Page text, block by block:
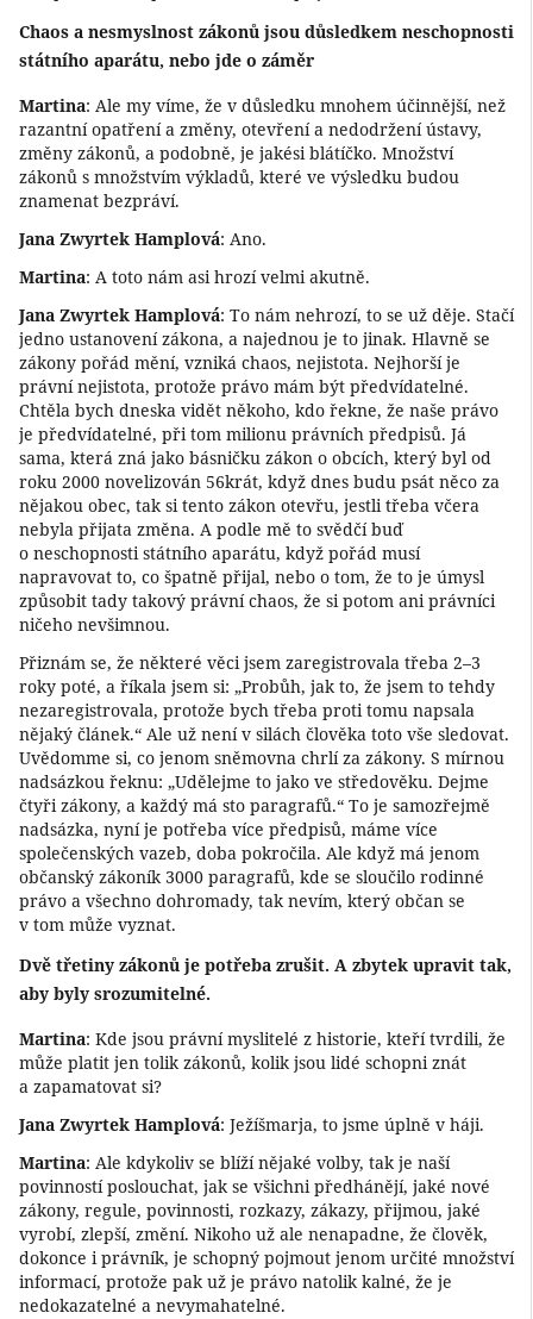
Chaos a nesmyslnost zákonů jsou důsledkem neschopnosti
státního aparátu, nebo jde o záměr
Martina: Ale my víme, že v důsledku mnohem účinnější, než
razantní opatření a změny, otevření a nedodržení ústavy,
změny zákonů, a podobně, je jakési blátíčko. Množství
zákonů s množstvím výkladů, které ve výsledku budou
znamenat bezpráví.
Jana Zwyrtek Hamplová: Ano.
Martina: A toto nám asi hrozí velmi akutně.
Jana Zwyrtek Hamplová: To nám nehrozí, to se už děje. Stačí
jedno ustanovení zákona, a najednou je to jinak. Hlavně se
zákony pořád mění, vzniká chaos, nejistota. Nejhorší je
právní nejistota, protože právo mám být předvídatelné.
Chtěla bych dneska vidět někoho, kdo řekne, že naše právo
je předvídatelné, při tom milionu právních předpisů. Já
sama, která zná jako básničku zákon o obcích, který byl od
roku 2000 novelizován 56krát, když dnes budu psát něco za
nějakou obec, tak si tento zákon otevřu, jestli třeba včera
nebyla přijata změna. A podle mě to svědčí buď
o neschopnosti státního aparátu, když pořád musí
napravovat to, co špatně přijal, nebo o tom, že to je úmysl
způsobit tady takový právní chaos, že si potom ani právníci
ničeho nevšimnou.
Přiznám se, že některé věci jsem zaregistrovala třeba 2–3
roky poté, a říkala jsem si: „Probůh, jak to, že jsem to tehdy
nezaregistrovala, protože bych třeba proti tomu napsala
nějaký článek.“ Ale už není v silách člověka toto vše sledovat.
Uvědomme si, co jenom sněmovna chrlí za zákony. S mírnou
nadsázkou řeknu: „Udělejme to jako ve středověku. Dejme
čtyři zákony, a každý má sto paragrafů.“ To je samozřejmě
nadsázka, nyní je potřeba více předpisů, máme více
společenských vazeb, doba pokročila. Ale když má jenom
občanský zákoník 3000 paragrafů, kde se sloučilo rodinné
právo a všechno dohromady, tak nevím, který občan se
v tom může vyznat.
Dvě třetiny zákonů je potřeba zrušit. A zbytek upravit tak,
aby byly srozumitelné.
Martina: Kde jsou právní myslitelé z historie, kteří tvrdili, že
může platit jen tolik zákonů, kolik jsou lidé schopni znát
a zapamatovat si?
Jana Zwyrtek Hamplová: Ježíšmarja, to jsme úplně v háji.
Martina: Ale kdykoliv se blíží nějaké volby, tak je naší
povinností poslouchat, jak se všichni předhánějí, jaké nové
zákony, regule, povinnosti, rozkazy, zákazy, přijmou, jaké
vyrobí, zlepší, změní. Nikoho už ale nenapadne, že člověk,
dokonce i právník, je schopný pojmout jenom určité množství
informací, protože pak už je právo natolik kalné, že je
nedokazatelné a nevymahatelné.